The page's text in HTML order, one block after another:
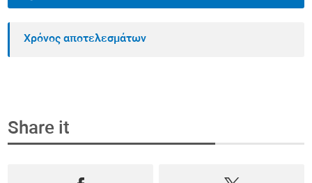
Χρόνος αποτελεσμάτων
Share it